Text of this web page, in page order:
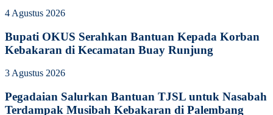
4 Agustus 2026
Bupati OKUS Serahkan Bantuan Kepada Korban
Kebakaran di Kecamatan Buay Runjung
3 Agustus 2026
Pegadaian Salurkan Bantuan TJSL untuk Nasabah
Terdampak Musibah Kebakaran di Palembang